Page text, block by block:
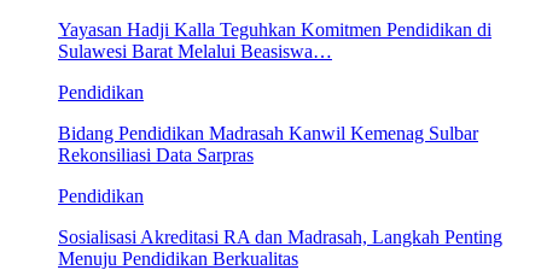
Yayasan Hadji Kalla Teguhkan Komitmen Pendidikan di
Sulawesi Barat Melalui Beasiswa…
Pendidikan
Bidang Pendidikan Madrasah Kanwil Kemenag Sulbar
Rekonsiliasi Data Sarpras
Pendidikan
Sosialisasi Akreditasi RA dan Madrasah, Langkah Penting
Menuju Pendidikan Berkualitas